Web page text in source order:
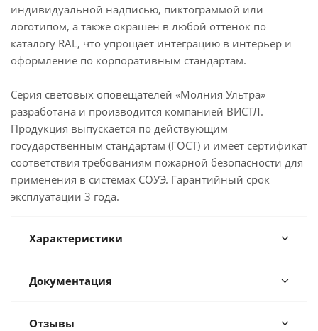
индивидуальной надписью, пиктограммой или
логотипом, а также окрашен в любой оттенок по
каталогу RAL, что упрощает интеграцию в интерьер и
оформление по корпоративным стандартам.
Серия световых оповещателей «Молния Ультра»
разработана и производится компанией ВИСТЛ.
Продукция выпускается по действующим
государственным стандартам (ГОСТ) и имеет сертификат
соответствия требованиям пожарной безопасности для
применения в системах СОУЭ. Гарантийный срок
эксплуатации 3 года.
Характеристики
Документация
Отзывы